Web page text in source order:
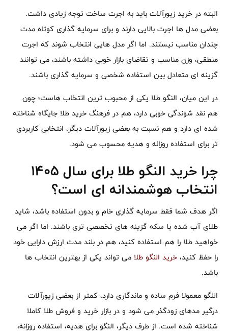
البته در خرید زیورآلات باید به اجرت ساخت توجه زیادی داشت.
بعضی مدل ها اجرت بالایی دارند و برای سرمایه گذاری کوتاه مدت
چندان مناسب نیستند. اما اگر مدل هایی انتخاب شوند که اجرت
منطقی، وزن مناسب و تقاضای بازار خوبی داشته باشند، می توانند
گزینه ای متعادل بین استفاده شخصی و سرمایه گذاری باشند.
در این میان، النگو طلا یکی از محبوب ترین انتخاب هاست؛ چون
هم نقد شوندگی خوبی دارد، هم در فرهنگ خرید طلا جایگاه شناخته
شده ای دارد و هم نسبت به بعضی زیورآلات دیگر، انتخابی کاربردی
تر برای استفاده روزانه و هدیه محسوب می شود.
چرا خرید النگو طلا برای سال ۱۴۰۵
انتخاب هوشمندانه ای است؟
اگر هدف شما فقط سرمایه گذاری خام و بدون استفاده باشد، شاید
طلای آب شده یا سکه گزینه های تخصصی تری باشند. اما اگر می
خواهید طلا را هم استفاده کنید، هم در بلند مدت ارزش دارایی خود
را حفظ کنید، خرید النگو طلا می تواند یکی از بهترین انتخاب ها
باشد.
النگو معمولا فرم ساده و ماندگاری دارد، کمتر از بعضی زیورآلات
درگیر مدهای زودگذر می شود و در بازار خرید و فروش طلا کاملا
شناخته شده است. از طرف دیگر، النگو برای هدیه، استفاده روزانه،